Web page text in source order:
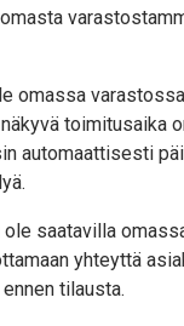
sta
omassa
toimitusaika
automaattisesti
saatavilla
yhteyttä
tilausta.